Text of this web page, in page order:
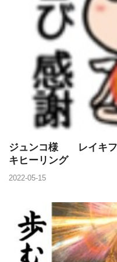
ジュンコ様 レイキフ
キヒーリング
2022-05-15